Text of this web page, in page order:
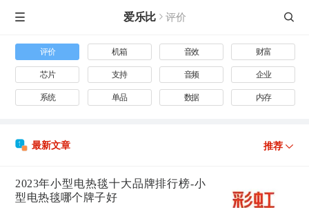

爱乐比评价

评价 机箱 音效 财富
芯片 支持 音频 企业
系统 单品 数据 内存
最新文章 推荐
2023年小型电热毯十大品牌排行榜-小
型电热毯哪个牌子好